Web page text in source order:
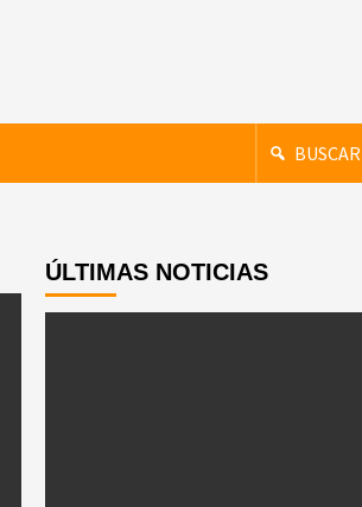
BUSCAR
ÚLTIMAS NOTICIAS